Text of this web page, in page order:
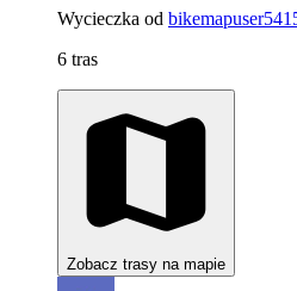
Wycieczka od
6 tras
Zobacz trasy na mapie